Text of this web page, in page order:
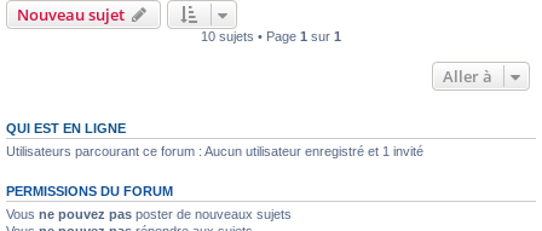
Nouveau sujet
10 sujets • Page 1 sur 1
Aller à
QUI EST EN LIGNE
Utilisateurs parcourant ce forum : Aucun utilisateur enregistré et 1 invité
PERMISSIONS DU FORUM
Vous ne pouvez pas poster de nouveaux sujets